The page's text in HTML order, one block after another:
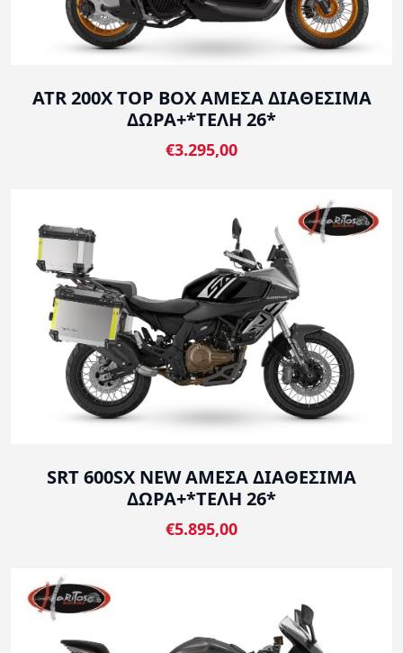
ATR 200X TOP BOX ΑΜΕΣΑ ΔΙΑΘΕΣΙΜΑ
ΔΩΡΑ+*ΤΕΛΗ 26*
€3.295,00
SRT 600SX NEW ΑΜΕΣΑ ΔΙΑΘΕΣΙΜΑ
ΔΩΡΑ+*ΤΕΛΗ 26*
€5.895,00